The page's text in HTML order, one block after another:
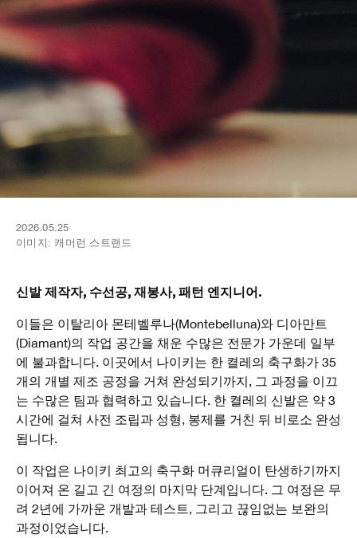
2026.05.25
이미지: 캐머런 스트랜드
신발 제작자, 수선공, 재봉사, 패턴 엔지니어.
이들은 이탈리아 몬테벨루나(Montebelluna)와 디아만트
(Diamant)의 작업 공간을 채운 수많은 전문가 가운데 일부
에 불과합니다. 이곳에서 나이키는 한 켤레의 축구화가 35
개의 개별 제조 공정을 거쳐 완성되기까지, 그 과정을 이끄
는 수많은 팀과 협력하고 있습니다. 한 켤레의 신발은 약 3
시간에 걸쳐 사전 조립과 성형, 봉제를 거친 뒤 비로소 완성
됩니다.
이 작업은 나이키 최고의 축구화 머큐리얼이 탄생하기까지
이어져 온 길고 긴 여정의 마지막 단계입니다. 그 여정은 무
려 2년에 가까운 개발과 테스트, 그리고 끊임없는 보완의
과정이었습니다.